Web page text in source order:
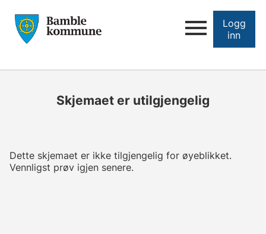
Logg
inn
Skjemaet er utilgjengelig
Dette skjemaet er ikke tilgjengelig for øyeblikket.
Vennligst prøv igjen senere.